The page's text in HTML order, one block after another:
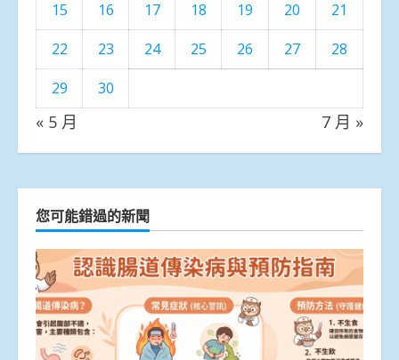
15 16 17 18 19 20
21
22
23 24 25 26 27
28
29
30
« 5 月 7 月 »
您可能錯過的新聞